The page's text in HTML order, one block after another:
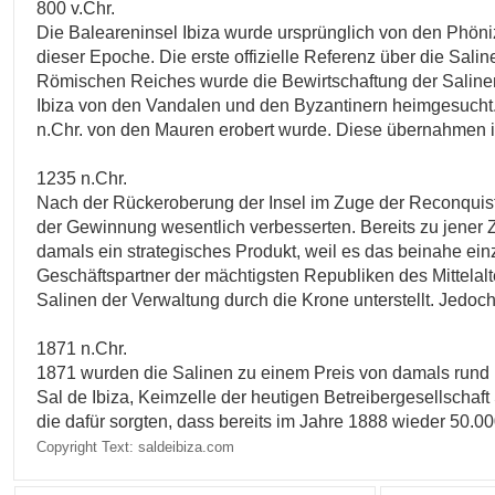
800 v.Chr.
Die Baleareninsel Ibiza wurde ursprünglich von den
dieser Epoche. Die erste offizielle Referenz über die
Römischen Reiches wurde die Bewirtschaftung der
Ibiza von den Vandalen und den Byzantinern
n.Chr. von den Mauren erobert wurde. Diese
1235 n.Chr.
Nach der Rückeroberung der Insel im Zuge der
der Gewinnung wesentlich verbesserten. Bereits zu jener
damals ein strategisches Produkt, weil es das beinahe
Geschäftspartner der mächtigsten Republiken des
Salinen der Verwaltung durch die Krone unterstellt.
1871 n.Chr.
1871 wurden die Salinen zu einem Preis von damals
Sal de Ibiza, Keimzelle der heutigen
die dafür sorgten, dass bereits im Jahre 1888 wieder
Copyright Text: saldeibiza.com